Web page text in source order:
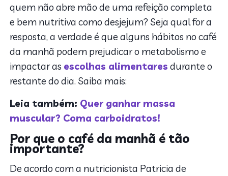
quem não abre mão de uma refeição completa
e bem nutritiva como desjejum? Seja qual for a
resposta, a verdade é que alguns hábitos no café
da manhã podem prejudicar o metabolismo e
impactar as escolhas alimentares durante o
restante do dia. Saiba mais:
Leia também: Quer ganhar massa
muscular? Coma carboidratos!
Por que o café da manhã é tão
importante?
De acordo com a nutricionista Patricia de